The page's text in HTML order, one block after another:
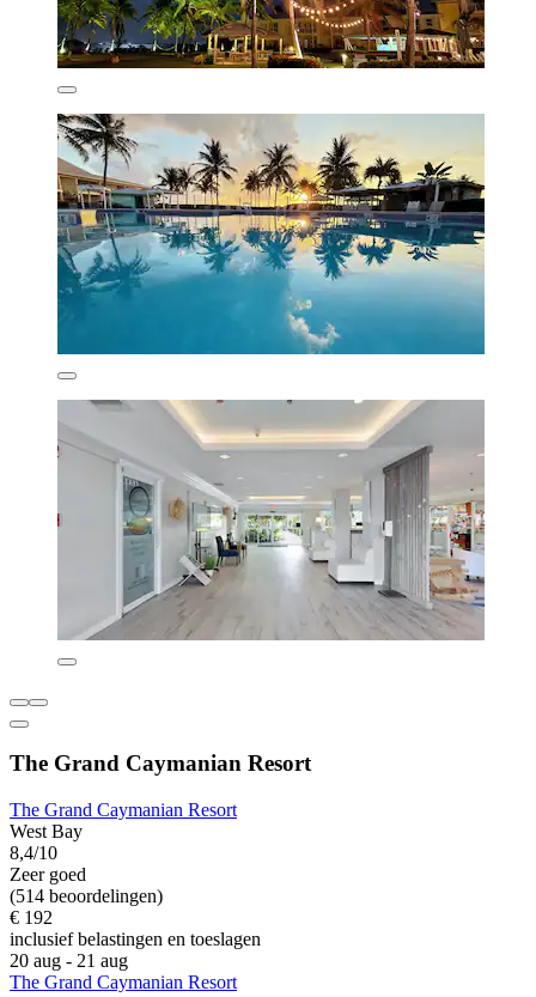
The Grand Caymanian Resort
The Grand Caymanian Resort
West Bay
8,4/10
Zeer goed
(514 beoordelingen)
€ 192
inclusief belastingen en toeslagen
20 aug - 21 aug
The Grand Caymanian Resort